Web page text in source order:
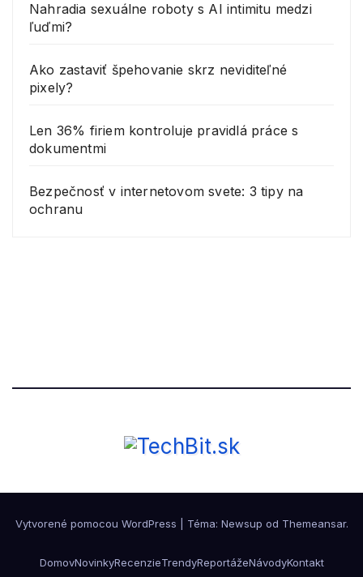
Nahradia sexuálne roboty s AI intimitu medzi
ľuďmi?
Ako zastaviť špehovanie skrz neviditeľné
pixely?
Len 36% firiem kontroluje pravidlá práce s
dokumentmi
Bezpečnosť v internetovom svete: 3 tipy na
ochranu
Vytvorené pomocou WordPress Téma: Newsup od Themeansar.
DomovNovinkyRecenzieTrendyReportážeNávodyKontakt